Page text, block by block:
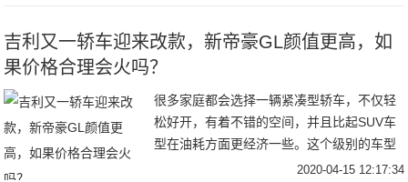
吉利又一轿车迎来改款，新帝豪GL颜值更高，如
果价格合理会火吗？
很多家庭都会选择一辆紧凑型轿车，不仅轻
松好开，有着不错的空间，并且比起SUV车
型在油耗方面更经济一些。这个级别的车型
正因为有着很大的市场需求量，所以成为了
2020-04-15 12:17:34